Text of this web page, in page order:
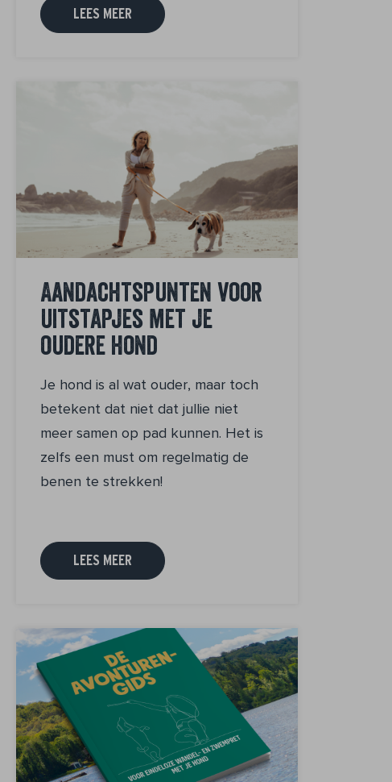
LEES MEER
Aandachtspunten voor
uitstapjes met je
oudere hond
Je hond is al wat ouder, maar toch
betekent dat niet dat jullie niet
meer samen op pad kunnen. Het is
zelfs een must om regelmatig de
benen te strekken!
LEES MEER